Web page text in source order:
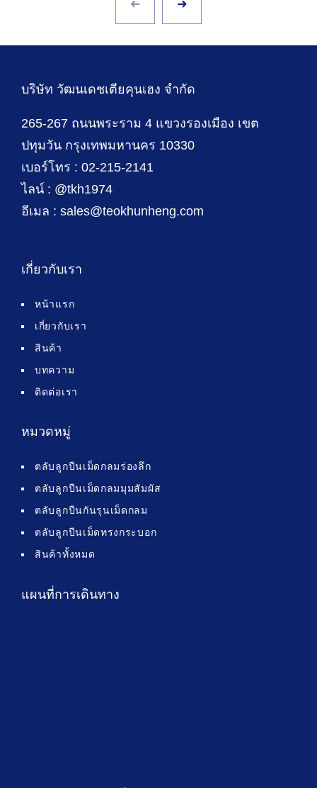
บริษัท วัฒนเดชเตียคุนเฮง จำกัด
265-267 ถนนพระราม 4 แขวงรองเมือง เขต
ปทุมวัน กรุงเทพมหานคร 10330
เบอร์โทร : 02-215-2141
ไลน์ : @tkh1974
อีเมล : sales@teokhunheng.com
เกี่ยวกับเรา
หน้าแรก
เกี่ยวกับเรา
สินค้า
บทความ
ติดต่อเรา
หมวดหมู่
ตลับลูกปืนเม็ดกลมร่องลึก
ตลับลูกปืนเม็ดกลมมุมสัมผัส
ตลับลูกปืนกันรุนเม็ดกลม
ตลับลูกปืนเม็ดทรงกระบอก
สินค้าทั้งหมด
แผนที่การเดินทาง